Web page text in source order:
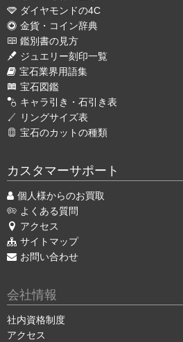
ダイヤモンドの4C
金貨・コイン辞典
鑑別書の見方
ジュエリー刻印一覧
宝石業界用語集
宝石図鑑
キャラ引き・石引き表
リングサイズ表
宝石のカットの種類
カスタマーサポート
個人様からのお買取
よくある質問
アクセス
サイトマップ
お問い合わせ
会社情報
社内資格制度
アクセス